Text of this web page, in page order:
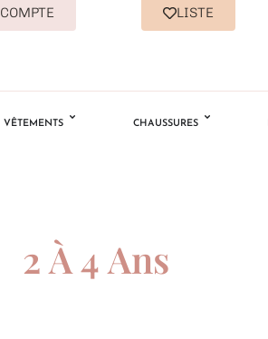
COMPTE LISTE
VÊTEMENTS CHAUSSURES
2 À 4 Ans